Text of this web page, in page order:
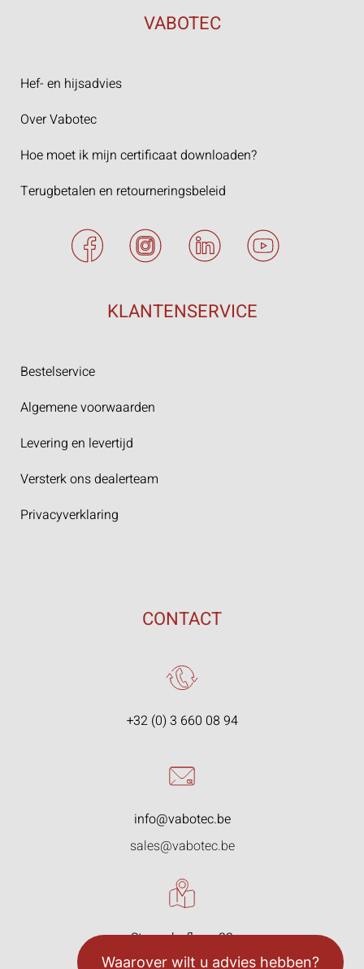
Waarover wilt u advies hebben?
VABOTEC
Hef- en hijsadvies
Over Vabotec
Hoe moet ik mijn certificaat downloaden?
Terugbetalen en retourneringsbeleid
KLANTENSERVICE
Bestelservice
Algemene voorwaarden
Levering en levertijd
Versterk ons dealerteam
Privacyverklaring
CONTACT
+32 (0) 3 660 08 94
info@vabotec.be
sales@vabotec.be
Starrenhoflaan 33
2950 Kapellen, België